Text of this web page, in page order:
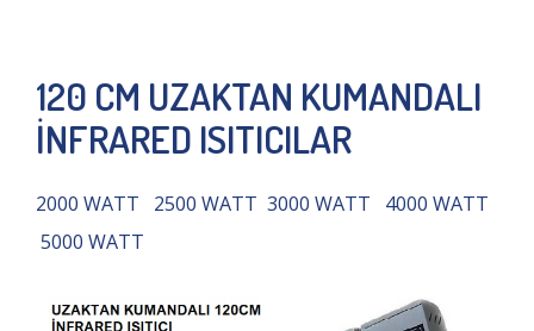
120 CM UZAKTAN KUMANDALI
İNFRARED ISITICILAR
2000 WATT 2500 WATT 3000 WATT 4000 WATT
5000 WATT